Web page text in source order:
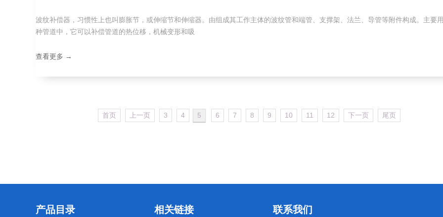
波纹补偿器，习惯性上也叫膨胀节，或伸缩节和伸缩器。由组成其工作主体的波纹管和端管、支撑架、法兰、导管等附件构成。主要
种管道中，它可以补偿管道的热位移，机械变形和吸
查看更多 →
首页 上一页 3 4 5 6 7 8 9 10 11 12 下一页 尾页
产品目录 相关链接 联系我们